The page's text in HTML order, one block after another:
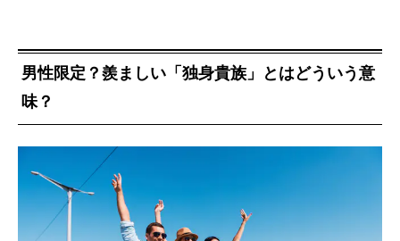
男性限定？羨ましい「独身貴族」とはどういう意
味？